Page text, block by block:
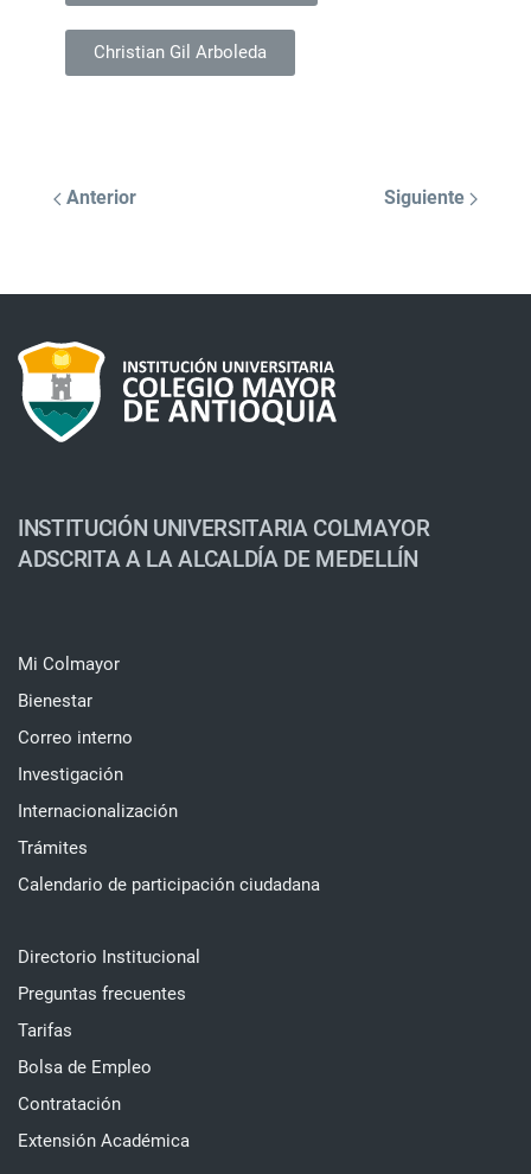
Christian Gil Arboleda
Anterior Siguiente
INSTITUCIÓN UNIVERSITARIA COLMAYOR
ADSCRITA A LA ALCALDÍA DE MEDELLÍN
Mi Colmayor
Bienestar
Correo interno
Investigación
Internacionalización
Trámites
Calendario de participación ciudadana
Directorio Institucional
Preguntas frecuentes
Tarifas
Bolsa de Empleo
Contratación
Extensión Académica